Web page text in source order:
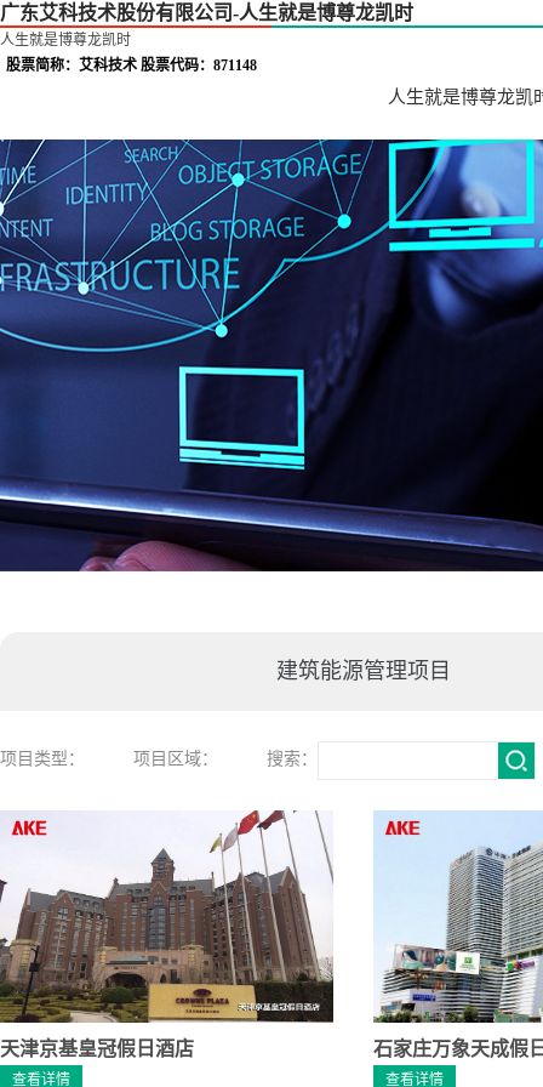
广东艾科技术股份有限公司-人生就是博尊龙凯时
人生就是博尊龙凯时
股票简称：艾科技术 股票代码：871148
人生就是博尊龙凯
建筑能源管理项目
项目类型： 项目区域： 搜索：
天津京基皇冠假日酒店
查看详情
石家庄万象天成假
查看详情